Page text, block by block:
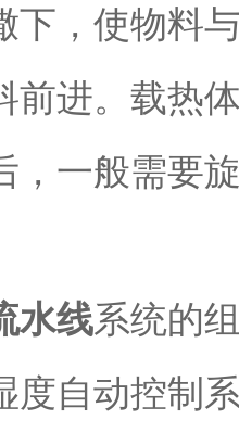
下，使物料
前进。载热
，一般需要
水线系统的
度自动控制